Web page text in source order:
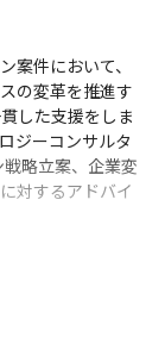
案件において、
の変革を推進す
した支援をしま
ジーコンサルタ
略立案、企業変
対するアドバイ
い顧客体験の実